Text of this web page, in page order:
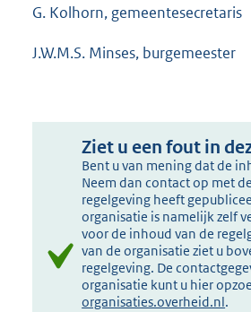
G. Kolhorn, gemeentesecretaris
J.W.M.S. Minses, burgemeester
Ziet u een fout in
Bent u van mening dat de
Neem dan contact op met
regelgeving heeft
organisatie is namelijk zelf
voor de inhoud van de
van de organisatie ziet u
regelgeving. De
organisatie kunt u hier
organisaties.overheid.nl.